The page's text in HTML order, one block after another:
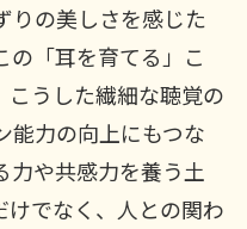
りの美しさを感じた
の「耳を育てる」こ
こうした繊細な聴覚の
能力の向上にもつな
力や共感力を養う土
けでなく、人との関わ